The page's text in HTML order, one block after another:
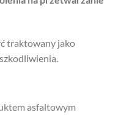
traktowany jako
asfaltowym